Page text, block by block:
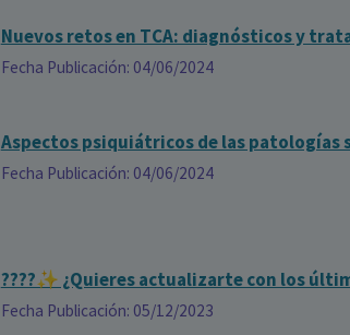
Nuevos retos en TCA: diagnósticos y
Fecha Publicación: 04/06/2024
Aspectos psiquiátricos de las patologías
Fecha Publicación: 04/06/2024
????✨ ¿Quieres actualizarte con los
Fecha Publicación: 05/12/2023